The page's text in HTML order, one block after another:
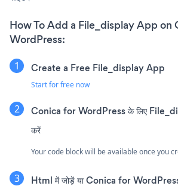
How To Add a File_display App on
WordPress:
Create a Free File_display App
Start for free now
Conica for WordPress के लिए
करें
Your code block will be available once you
Html में जोड़ें या Conica for WordPress